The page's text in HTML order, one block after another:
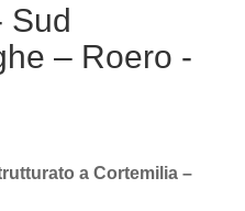
Sud
– Roero -
a Cortemilia –